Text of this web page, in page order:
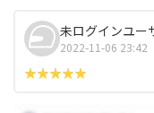
未ログインユー
2022-11-06 23:42